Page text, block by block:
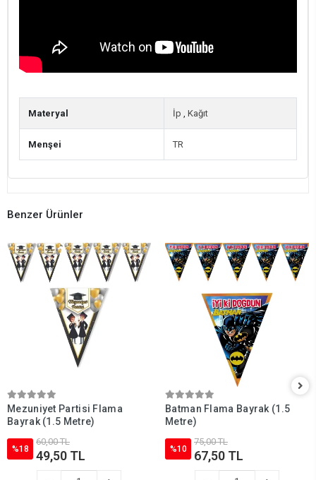
Materyal İp Kağıt
Menşei TR
Benzer Ürünler
Mezuniyet Partisi Flama
Bayrak (1.5 Metre)
%18
60,00 TL
49,50 TL
Batman Flama Bayrak (1.5
Metre)
%10
75,00 TL
67,50 TL